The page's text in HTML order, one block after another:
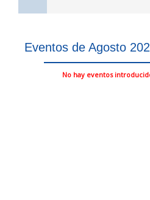
Eventos de Agosto
No hay eventos